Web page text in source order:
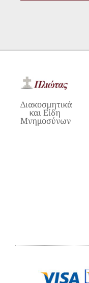
Διακοσμητικά
και Είδη
Μνημοσύνων